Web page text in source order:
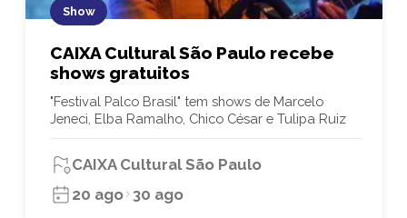
Show
CAIXA Cultural São Paulo recebe
shows gratuitos
"Festival Palco Brasil" tem shows de Marcelo
Jeneci, Elba Ramalho, Chico César e Tulipa Ruiz
CAIXA Cultural São Paulo
20 ago 30 ago